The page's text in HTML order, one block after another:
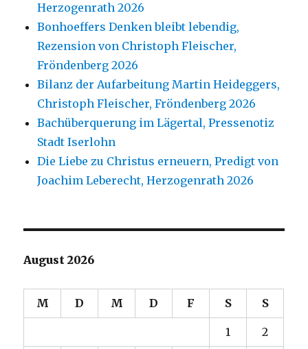
Herzogenrath 2026
Bonhoeffers Denken bleibt lebendig,
Rezension von Christoph Fleischer,
Fröndenberg 2026
Bilanz der Aufarbeitung Martin Heideggers,
Christoph Fleischer, Fröndenberg 2026
Bachüberquerung im Lägertal, Pressenotiz
Stadt Iserlohn
Die Liebe zu Christus erneuern, Predigt von
Joachim Leberecht, Herzogenrath 2026
August 2026
M D M D F S S
1 2